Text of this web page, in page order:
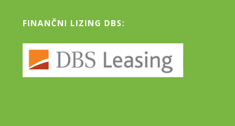
FINANČNI LIZING DBS: